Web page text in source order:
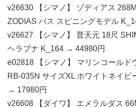
v26630 【シマノ】 ゾディアス
ZODIAS バス スピニングモデル
v26627 【シマノ】 普天元 18尺
ヘラブナ K_164 → 44980円
e02818 【シマノ】 マリンコールド
RB-035N サイズXL ホワイトネイビ
→ 17980円
v26608 【ダイワ】 エメラルダス